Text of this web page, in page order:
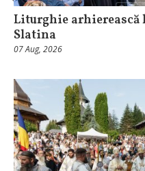
Liturghie arhierească
Slatina
07 Aug, 2026